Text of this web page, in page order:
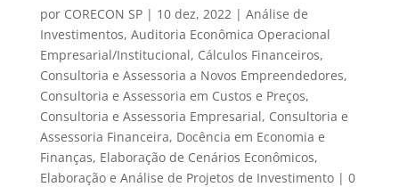
por CORECON SP| 10 dez, 2022 | Análise de
Investimentos, Auditoria Econômica Operacional
Empresarial/Institucional, Cálculos Financeiros,
Consultoria e Assessoria a Novos Empreendedores,
Consultoria e Assessoria em Custos e Preços,
Consultoria e Assessoria Empresarial, Consultoria e
Assessoria Financeira, Docência em Economia e
Finanças, Elaboração de Cenários Econômicos,
Elaboração e Análise de Projetos de Investimento| 0